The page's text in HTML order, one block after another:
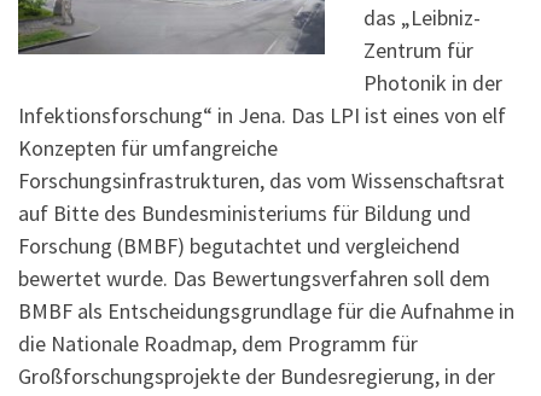
das „Leibniz-
Zentrum für
Photonik in der
Infektionsforschung“ in Jena. Das LPI ist eines von elf
Konzepten für umfangreiche
Forschungsinfrastrukturen, das vom Wissenschaftsrat
auf Bitte des Bundesministeriums für Bildung und
Forschung (BMBF) begutachtet und vergleichend
bewertet wurde. Das Bewertungsverfahren soll dem
BMBF als Entscheidungsgrundlage für die Aufnahme in
die Nationale Roadmap, dem Programm für
Großforschungsprojekte der Bundesregierung, in der